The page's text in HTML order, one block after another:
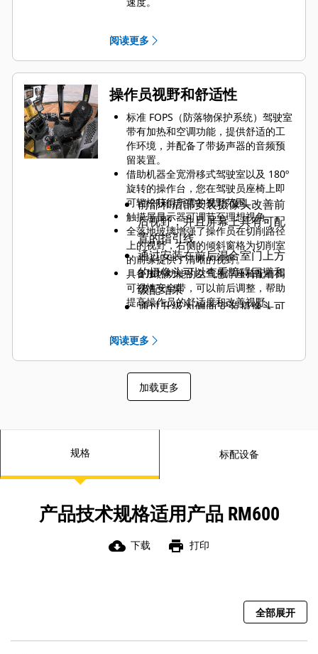
操作员轻松掌握门的位置。
为了帮助操作员简化操作，使用浮动
特性来自动维护所需的门位置时，施
加到后门上的液压下压力可以调节。
只需点击一下按钮，即可使用退出和
恢复切削功能，帮助操作员节省时间
并保持一致性。
阅读更多
操作员视野和舒适性
标准 FOPS（防落物保护系统）驾驶室
带有加热和空调功能，提供舒适的工
作环境，并配备了带扬声器的音频预
留装置。
借助机器全宽滑移式驾驶室以及 180º
旋转的操作台，您在驾驶员座椅上即
可轻松获得所需的视野范围。
触摸屏显示器可调节至理想视角。
全落地玻璃增强了操作员在切削路径
上的视野，右侧的倾斜窗格为切削室
的前缘提供了清晰的视野。
具备加热功能的空气悬浮座椅配有高
可视性安全带，可以前后调整，帮助
提高操作员的舒适度和改善视野。
能与安全性：
前部和后部安装摄像头改善前
后视野，并且屏幕上具有可配
置的指引线
通过安装在前后混合室门上方
的摄像头可以查看障碍回避和
级配结果
通过升级为侧面安装摄像头可
力
阅读更多
加载更多
规格 标配设备
产品技术规格适用产品 RM600
cloud_download 下载 print 打印
全部展开